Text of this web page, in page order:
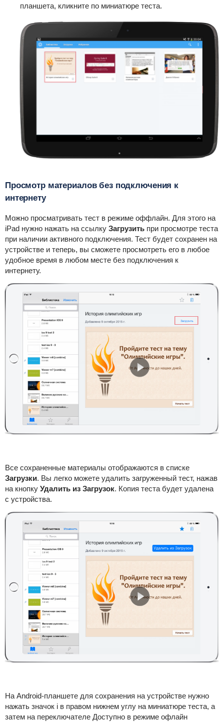
планшета, кликните по миниатюре теста.
Просмотр материалов без подключения к
интернету
Можно просматривать тест в режиме оффлайн. Для этого на
iPad нужно нажать на ссылку Загрузитьпри просмотре теста
при наличии активного подключения. Тест будет сохранен на
устройстве и теперь, вы сможете просмотреть его в любое
удобное время в любом месте без подключения к
интернету.
Все сохраненные материалы отображаются в списке
Загрузки. Вы легко можете удалить загруженный тест, нажав
на кнопку Удалить из Загрузок. Копия теста будет удалена
с устройства.
На Android-планшете для сохранения на устройстве нужно
нажать значок i в правом нижнем углу на миниатюре теста, а
затем на переключателе Доступно в режиме офлайн